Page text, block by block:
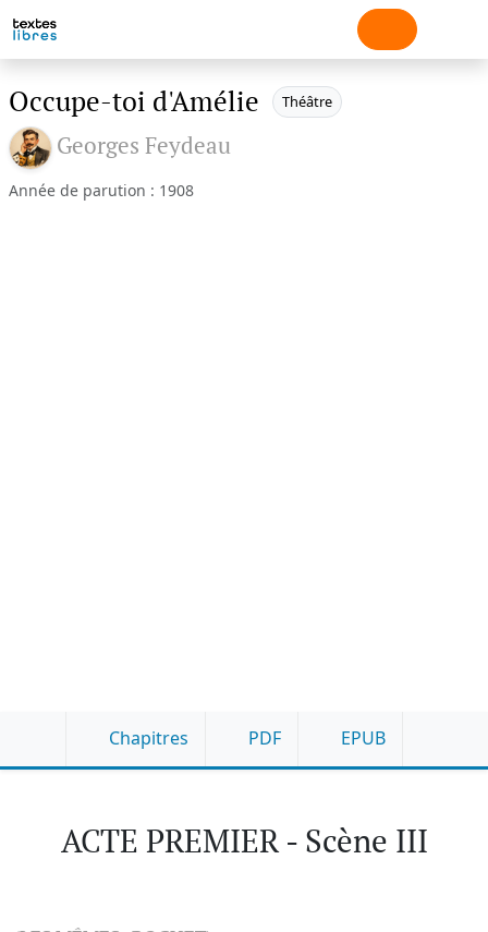
Occupe-toi d'Amélie Théâtre
Georges Feydeau
Année de parution : 1908
Chapitres PDF EPUB
ACTE PREMIER - Scène III